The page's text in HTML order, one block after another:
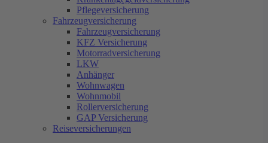
Reiseversicherungen
Firmen
Inhaltsversicherung
Betriebshaftpflichtversicherung
Elektronikversicherung
Firmenrechtsschutzversicherung
Allgemeine Informationen
Lehrer und Lehramtsstudenten
Kranken- und Pflegeversicherung
Pflegeversicherung
Fahrzeugversicherung
Fahrzeugversicherung
KFZ Versicherung
Motorradversicherung
LKW
Anhänger
Wohnwagen
Wohnmobil
Rollerversicherung
GAP Versicherung
Reiseversicherungen